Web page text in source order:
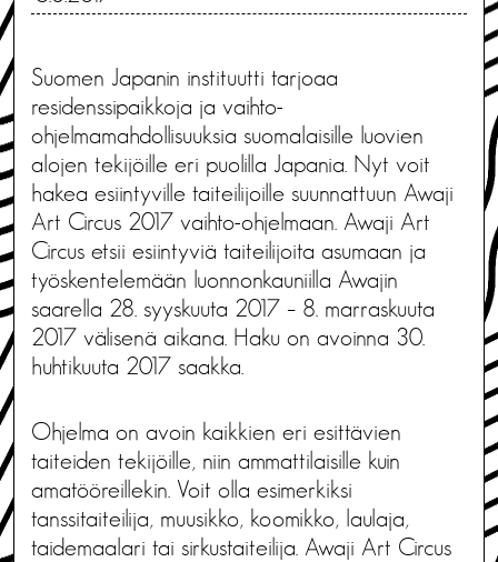
Suomen Japanin instituutti tarjoaa
residenssipaikkoja ja vaihto-
ohjelmamahdollisuuksia suomalaisille luovien
alojen tekijöille eri puolilla Japania. Nyt voit
hakea esiintyville taiteilijoille suunnattuun Awaji
Art Circus 2017 vaihto-ohjelmaan. Awaji Art
Circus etsii esiintyviä taiteilijoita asumaan ja
työskentelemään luonnonkauniilla Awajin
saarella 28. syyskuuta 2017 – 8. marraskuuta
2017 välisenä aikana. Haku on avoinna 30.
huhtikuuta 2017 saakka.
Ohjelma on avoin kaikkien eri esittävien
taiteiden tekijöille, niin ammattilaisille kuin
amatööreillekin. Voit olla esimerkiksi
tanssitaiteilija, muusikko, koomikko, laulaja,
taidemaalari tai sirkustaiteilija. Awaji Art Circus